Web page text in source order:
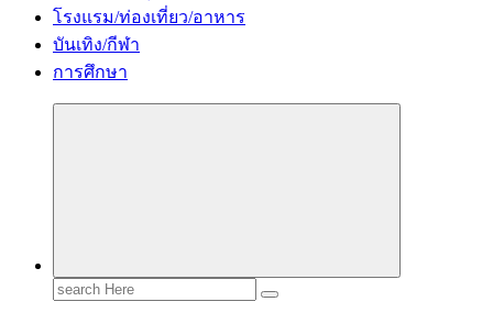
โรงแรม/ท่องเที่ยว/อาหาร
บันเทิง/กีฬา
การศึกษา
Search
for: